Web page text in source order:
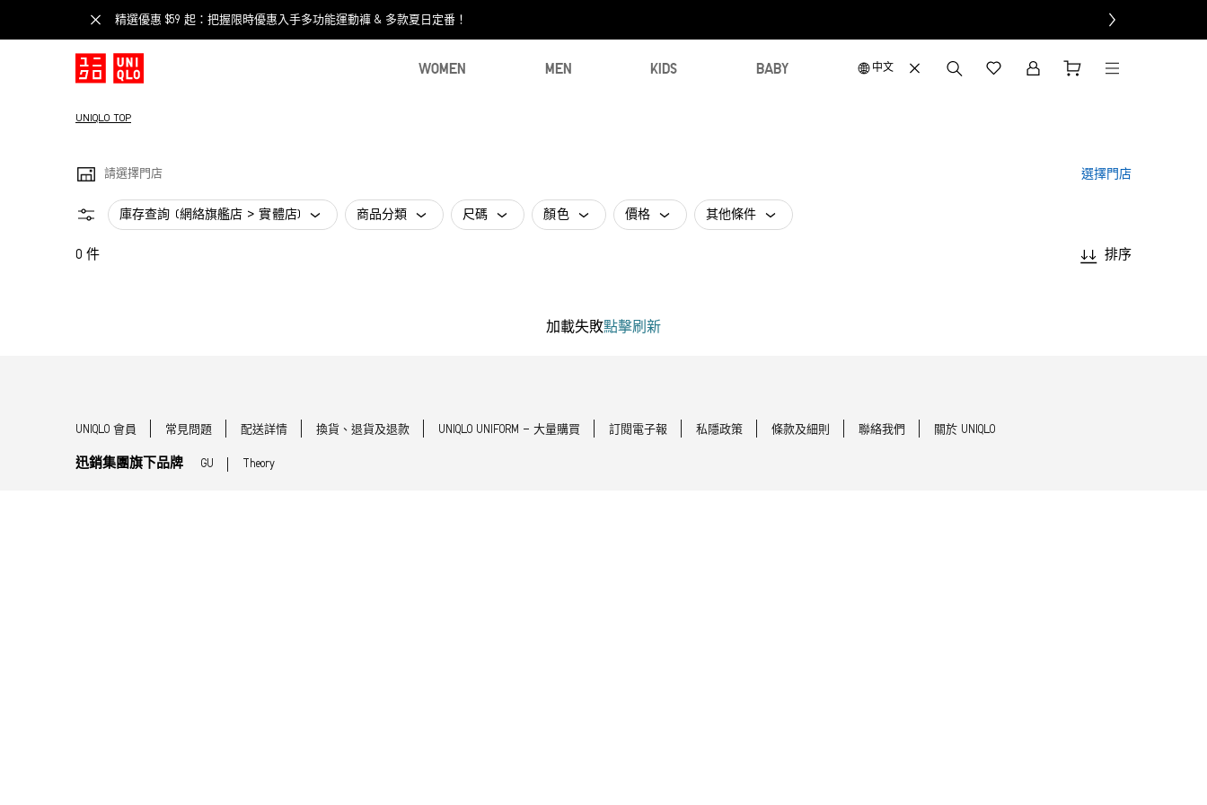
精選優惠 $59 起：把握限時優惠入手多功能運動褲 & 多款夏日定番！​
WOMEN MEN KIDS BABY 中文
UNIQLO TOP
請選擇門店 選擇門店
庫存查詢 (網絡旗艦店 > 實體店) 商品分類 尺碼 顏色 價格 其他條件
0 件 排序
加載失敗點擊刷新
UNIQLO 會員 常見問題 配送詳情 換貨、退貨及退款 UNIQLO UNIFORM - 大量購買 訂閱電子報 私隱政策 條款及細則 聯絡我們 關於 UNIQLO
迅銷集團旗下品牌 GU Theory